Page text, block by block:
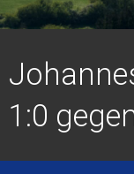
1:0